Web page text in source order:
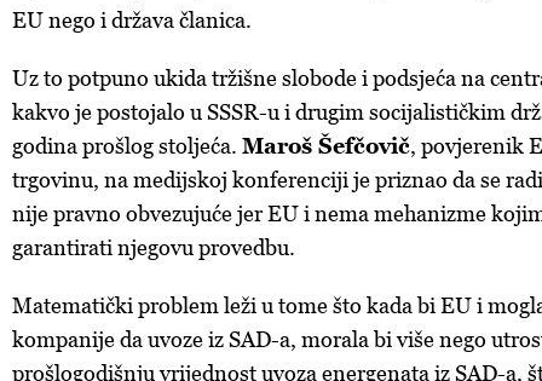
EU nego i država članica.
Uz to potpuno ukida tržišne slobode i podsjeća na
kakvo je postojalo u SSSR-u i drugim socijalističkim
godina prošlog stoljeća. Maroš Šefčovič, povjerenik
trgovinu, na medijskoj konferenciji je priznao da se
nije pravno obvezujuće jer EU i nema mehanizme
garantirati njegovu provedbu.
Matematički problem leži u tome što kada bi EU i
kompanije da uvoze iz SAD-a, morala bi više nego
prošlogodišnju vrijednost uvoza energenata iz SAD-a,